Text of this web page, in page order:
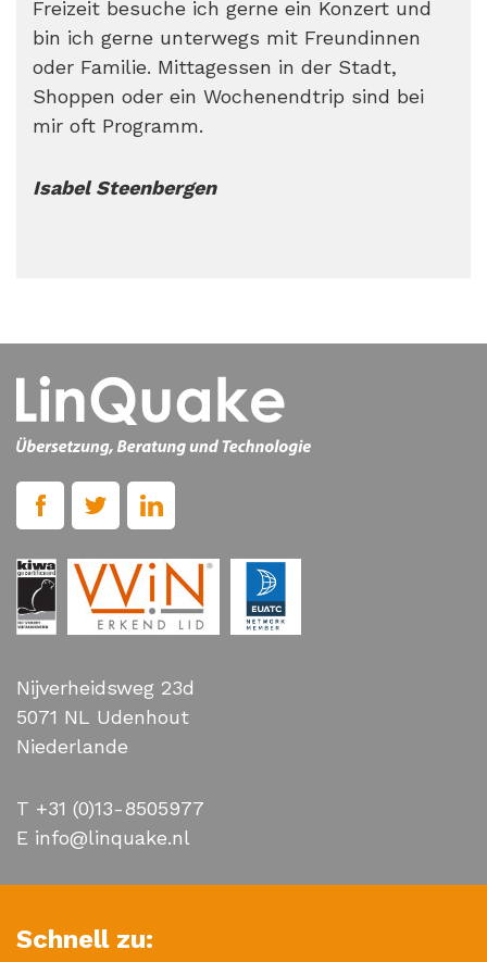
Freizeit besuche ich gerne ein Konzert und
bin ich gerne unterwegs mit Freundinnen
oder Familie. Mittagessen in der Stadt,
Shoppen oder ein Wochenendtrip sind bei
mir oft Programm.
Isabel Steenbergen
Nijverheidsweg 23d
5071 NL Udenhout
Niederlande
T +31 (0)13-8505977
E info@linquake.nl
Schnell zu: